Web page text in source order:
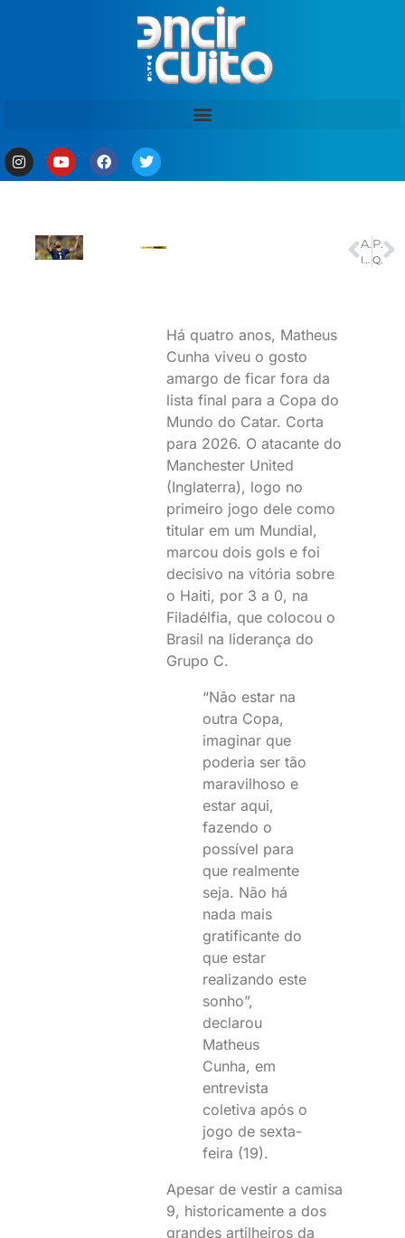
Há quatro anos, Matheus
Cunha viveu o gosto
amargo de ficar fora da
lista final para a Copa do
Mundo do Catar. Corta
para 2026. O atacante do
Manchester United
(Inglaterra), logo no
primeiro jogo dele como
titular em um Mundial,
marcou dois gols e foi
decisivo na vitória sobre
o Haiti, por 3 a 0, na
Filadélfia, que colocou o
Brasil na liderança do
Grupo C.
“Não estar na
outra Copa,
imaginar que
poderia ser tão
maravilhoso e
estar aqui,
fazendo o
possível para
que realmente
seja. Não há
nada mais
gratificante do
que estar
realizando este
sonho”,
declarou
Matheus
Cunha, em
entrevista
coletiva após o
jogo de sexta-
feira (19).
Apesar de vestir a camisa
9, historicamente a dos
grandes artilheiros da
ANTERIOR PRÓXIMO
Quadro de saúde de Raoni é grave, mas estável, diz Hospital São Paulo